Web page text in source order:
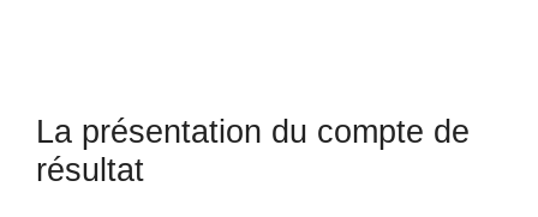
La présentation du compte de
résultat